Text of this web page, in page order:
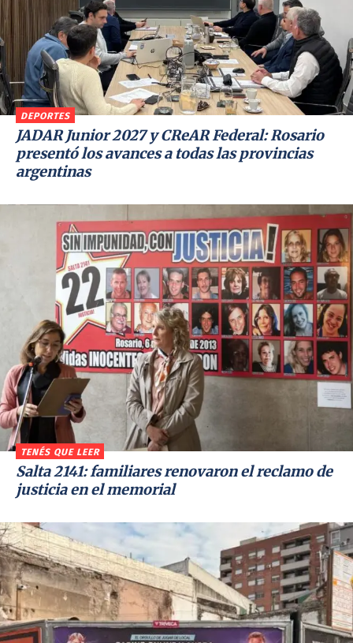
DEPORTES
JADAR Junior 2027 y CReAR Federal: Rosario
presentó los avances a todas las provincias
argentinas
TENÉS QUE LEER
Salta 2141: familiares renovaron el reclamo de
justicia en el memorial